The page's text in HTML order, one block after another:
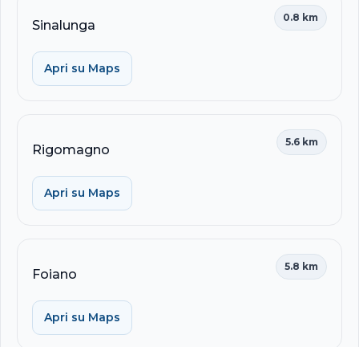
Sinalunga
0.8 km
Apri su Maps
Rigomagno
5.6 km
Apri su Maps
Foiano
5.8 km
Apri su Maps